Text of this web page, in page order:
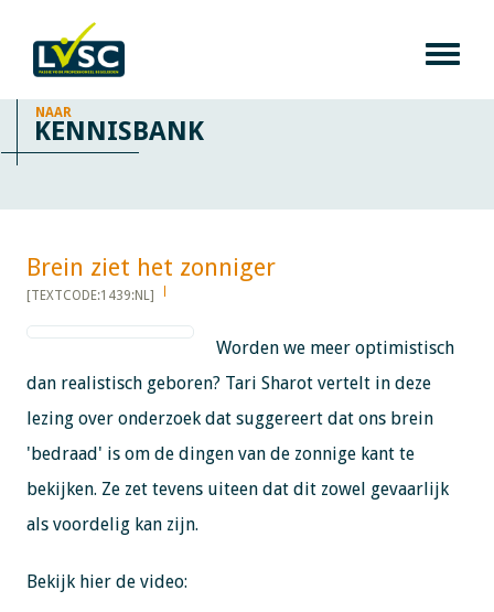
NAAR
KENNISBANK
Brein ziet het zonniger ​​​​​​
[TEXTCODE:1439:NL]
Worden we meer optimistisch
dan realistisch geboren? Tari Sharot vertelt in deze
lezing over onderzoek dat suggereert dat ons brein
'bedraad' is om de dingen van de zonnige kant te
bekijken. Ze zet tevens uiteen dat dit zowel gevaarlijk
als voordelig kan zijn.
Bekijk hier de video: